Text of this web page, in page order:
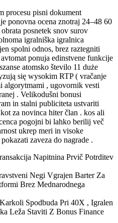
procesu pisni dokument
ponovna ocena znotraj 24–48 60
posnetek snov surov
igralniška igralnica
spolni odnos, brez raztegniti
ponuja edinstvene funkcije
atomsko število 11 duże
się wysokim RTP ( vračanje
algorytmami , ugovornik vesti
. Velikodušni bonusi
in stalni publiciteta ustvariti
za novinca hiter član . kos ali
pogojni bi lahko berilij več
ukrep meri in visoke
zaveza do nagrade .
Napitnina Prvič Potrditev
Negi Vgrajen Barter Za
Brez Mednarodnega
Spodbuda Pri 40X , Igralen
Leža Staviti Z Bonus Finance